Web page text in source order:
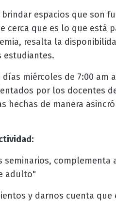
espacios que son
cerca que es lo que está
resalta la
estudiantes.
miércoles de 7:00 am
por los docentes
hechas de manera
complementa
adulto"
y darnos cuenta